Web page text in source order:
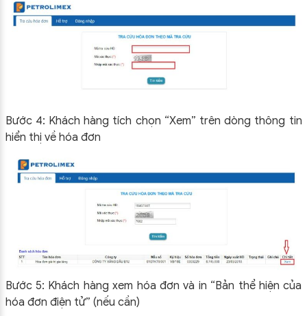
Bước 4: Khách hàng tích chọn “Xem” trên dòng thông tin
hiển thị về hóa đơn
Bước 5: Khách hàng xem hóa đơn và in “Bản thể hiện của
hóa đơn điện tử” (nếu cần)